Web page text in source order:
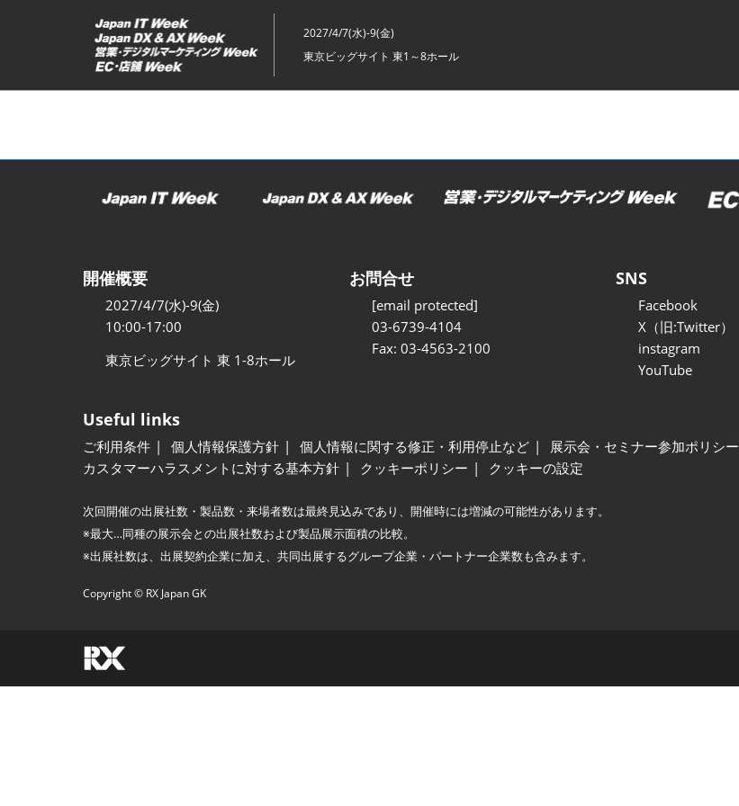
ッ
2027/4/7(水)-9(金)
東京ビッグサイト 東1～8ホール
開催概要
2027/4/7(水)-9(金)
10:00-17:00
東京ビッグサイト 東 1-8ホール
お問合せ
[email protected]
03-6739-4104
Fax: 03-4563-2100
SNS
Facebook
X（旧:Twitter）
instagram
YouTube
Useful links
ご利用条件 個人情報保護方針 個人情報に関する修正・利用停止など 展示会・セミナー参加ポリシー
カスタマーハラスメントに対する基本方針
クッキーポリシー クッキーの設定
次回開催の出展社数・製品数・来場者数は最終見込みであり、開催時には増減の可能性があります。
※最大…同種の展示会との出展社数および製品展示面積の比較。
※出展社数は、出展契約企業に加え、共同出展するグループ企業・パートナー企業数も含みます。
Copyright © RX Japan GK